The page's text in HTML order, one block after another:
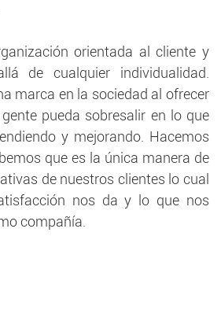
orientada al cliente y
de cualquier individualidad.
marca en la sociedad al ofrecer
pueda sobresalir en lo que
y mejorando. Hacemos
que es la única manera de
de nuestros clientes lo cual
nos da y lo que nos
compañía.